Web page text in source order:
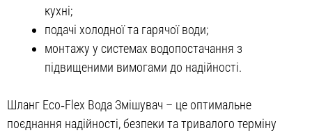
кухні;
подачі холодної та гарячої води;
монтажу у системах водопостачання з
підвищеними вимогами до надійності.
Шланг Eco‑Flex Вода Змішувач – це оптимальне
поєднання надійності, безпеки та тривалого терміну